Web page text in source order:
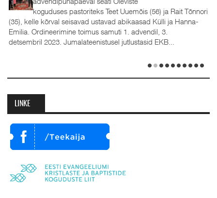
koguduses pastoriteks Teet Uuemõis (56) ja Rait Tõnnori
(35), kelle kõrval seisavad ustavad abikaasad Külli ja Hanna-
Emilia. Ordineerimine toimus samuti 1. advendil, 3.
detsembril 2023. Jumalateenistusel jutlustasid EKB...
LINKE